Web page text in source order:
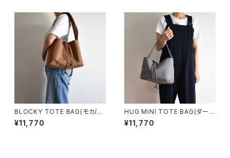
BLOCKY TOTE BAG(モカ/ブ
ラウン)
¥11,770
HUG MINI TOTE BAG(ダーク
グレー)
¥11,770